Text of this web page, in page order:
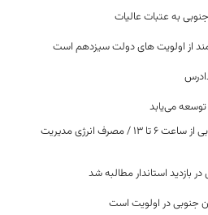
از اولویت های دولت سیزدهم است
می‌یابد
تغییر ساعت اداری در خراسان جنوبی از ساعت ۶ تا ۱۳ / مصرف انرژی مدیریت
بازدید استاندار مطالبه شد
جنوبی در اولویت است